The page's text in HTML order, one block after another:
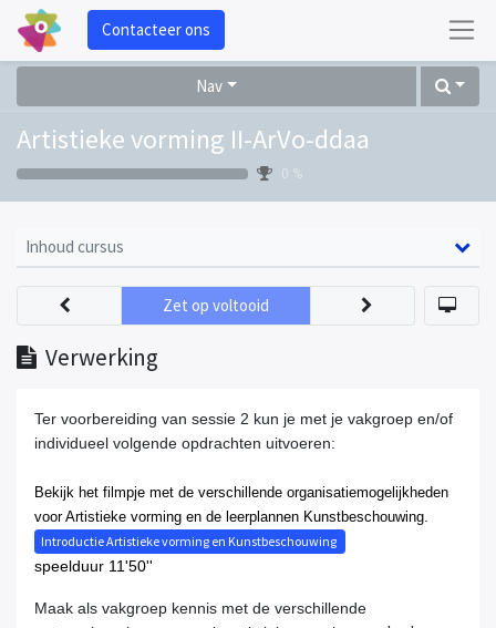
Contacteer ons
Nav
Artistieke vorming II-ArVo-ddaa
0 %
Inhoud cursus
Verwerking
Zet op voltooid
Ter voorbereiding van sessie 2 kun je met je vakgroep en/of
individueel volgende opdrachten uitvoeren:
Bekijk het filmpje met de verschillende organisatiemogelijkheden
voor Artistieke vorming en de leerplannen Kunstbeschouwing
Introductie Artistieke vorming en Kunstbeschouwing
speelduur 11'50''
Maak als vakgroep kennis met de verschillende